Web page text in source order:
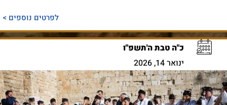
לפרטים נוספים >
כ"ה טבת ה'תשפ"ו
ינואר 14, 2026